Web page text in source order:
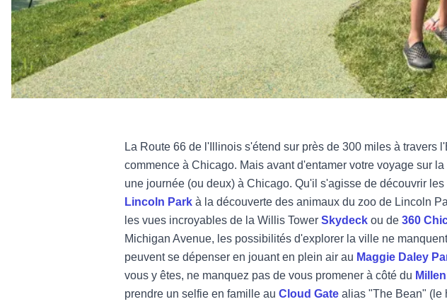
La Route 66 de l'Illinois s'étend sur près de 300 miles à travers
commence à Chicago. Mais avant d'entamer votre voyage sur
une journée (ou deux) à Chicago. Qu'il s'agisse de découvrir les
Lincoln Park à la découverte des animaux du zoo de Lincoln
les vues incroyables de la Willis Tower Skydeck ou de 360
Michigan Avenue, les possibilités d'explorer la ville ne
peuvent se dépenser en jouant en plein air au Maggie Daley
vous y êtes, ne manquez pas de vous promener à côté du
prendre un selfie en famille au Cloud Gate alias "The Bean" (le